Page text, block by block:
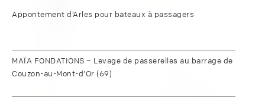
Appontement d’Arles pour bateaux à passagers
MAÏA FONDATIONS – Levage de passerelles au barrage de
Couzon-au-Mont-d’Or (69)